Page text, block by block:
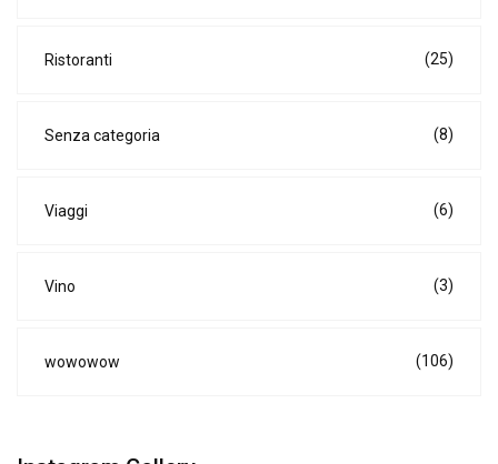
Ristoranti (25)
Senza categoria (8)
Viaggi (6)
Vino (3)
wowowow (106)